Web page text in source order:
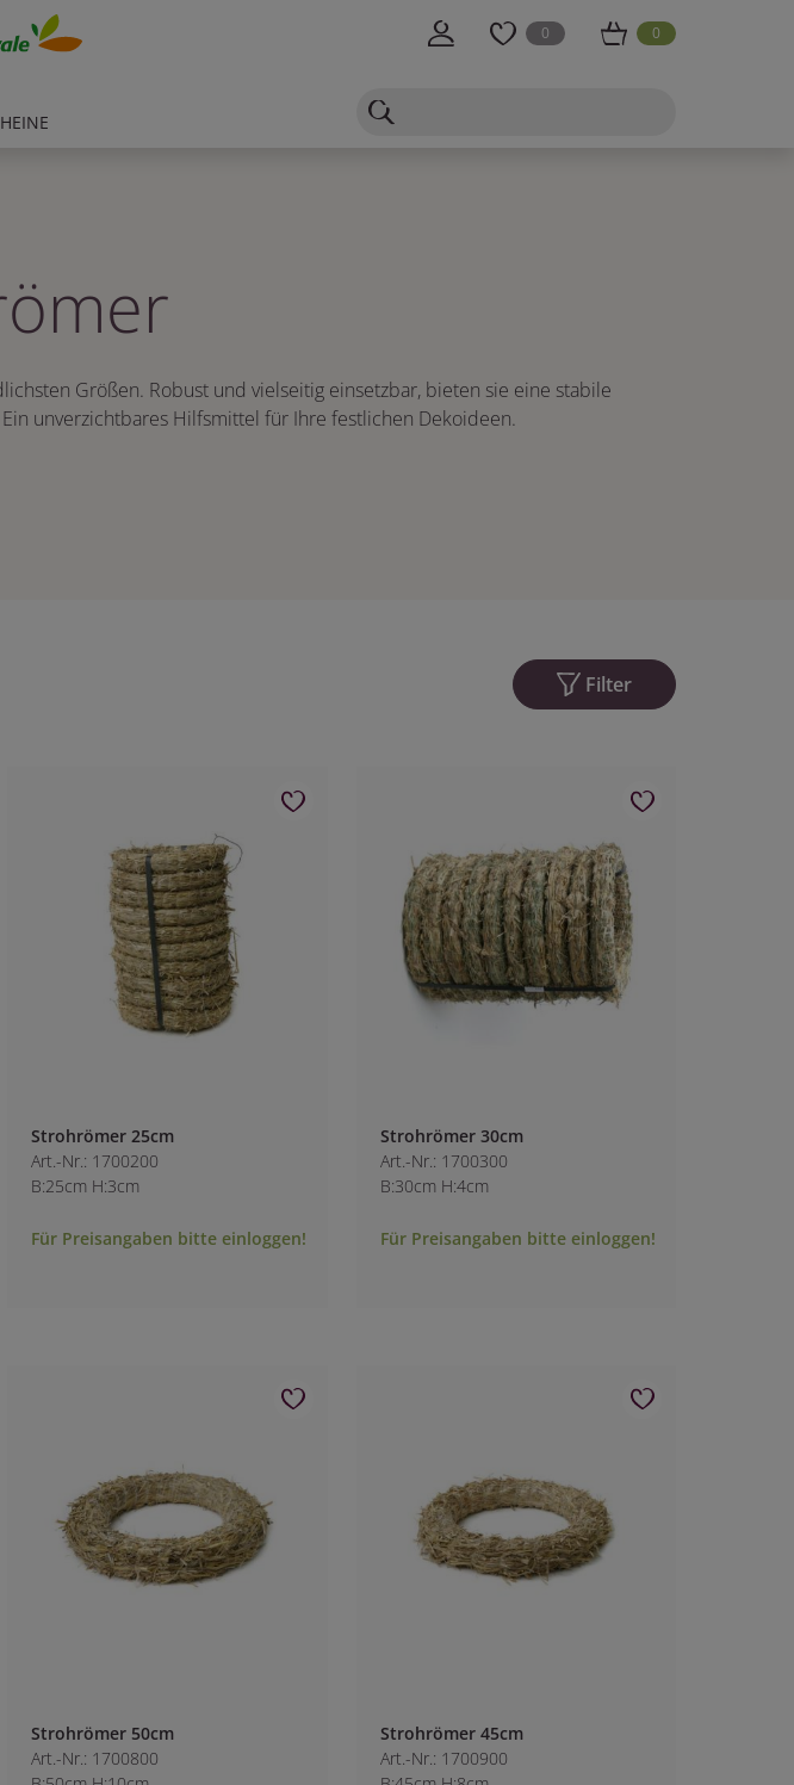
0 0
Größen. Robust und vielseitig einsetzbar, bieten sie eine stabile
unverzichtbares Hilfsmittel für Ihre festlichen Dekoideen.
Filter
Strohrömer 25cm
Art.-Nr.: 1700200
B:25cm H:3cm
Für Preisangaben bitte einloggen!
Strohrömer 30cm
Art.-Nr.: 1700300
B:30cm H:4cm
Für Preisangaben bitte einloggen!
Strohrömer 50cm
Art.-Nr.: 1700800
Strohrömer 45cm
Art.-Nr.: 1700900